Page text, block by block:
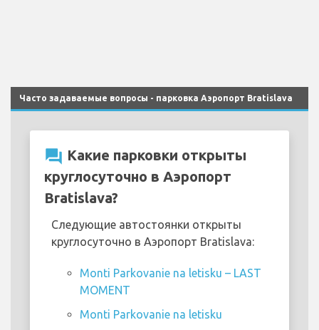
Часто задаваемые вопросы - парковка Аэропорт Bratislava
question_answer Какие парковки открыты
круглосуточно в Аэропорт
Bratislava?
Следующие автостоянки открыты
круглосуточно в Аэропорт Bratislava:
Monti Parkovanie na letisku – LAST
MOMENT
Monti Parkovanie na letisku